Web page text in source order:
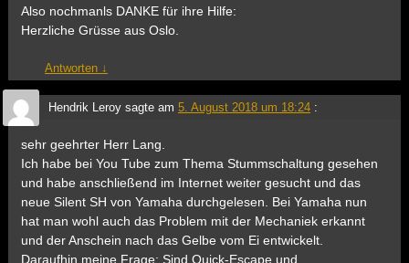
Also nochmanls DANKE für ihre Hilfe:
Herzliche Grüsse aus Oslo.
Antworten ↓
Hendrik Leroysagte am 5. August 2018 um 18:24 :
sehr geehrter Herr Lang.
Ich habe bei You Tube zum Thema Stummschaltung gesehen
und habe anschließend im Internet weiter gesucht und das
neue Silent SH von Yamaha durchgelesen. Bei Yamaha nun
hat man wohl auch das Problem mit der Mechaniek erkannt
und der Anschein nach das Gelbe vom Ei entwickelt.
Daraufhin meine Frage; Sind Quick-Escape und